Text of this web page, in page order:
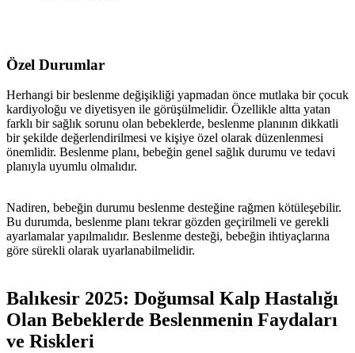
Özel Durumlar
Herhangi bir beslenme değişikliği yapmadan önce mutlaka bir çocuk
kardiyoloğu ve diyetisyen ile görüşülmelidir. Özellikle altta yatan
farklı bir sağlık sorunu olan bebeklerde, beslenme planının dikkatli
bir şekilde değerlendirilmesi ve kişiye özel olarak düzenlenmesi
önemlidir. Beslenme planı, bebeğin genel sağlık durumu ve tedavi
planıyla uyumlu olmalıdır.
Nadiren, bebeğin durumu beslenme desteğine rağmen kötüleşebilir.
Bu durumda, beslenme planı tekrar gözden geçirilmeli ve gerekli
ayarlamalar yapılmalıdır. Beslenme desteği, bebeğin ihtiyaçlarına
göre sürekli olarak uyarlanabilmelidir.
Balıkesir 2025: Doğumsal Kalp Hastalığı
Olan Bebeklerde Beslenmenin Faydaları
ve Riskleri